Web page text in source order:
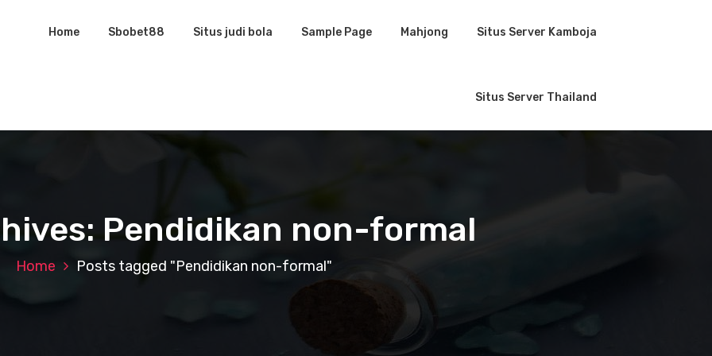
Home Sbobet88 Situs judi bola Sample Page Mahjong Situs Server Kamboja
Situs Server Thailand
Pendidikan non-formal
Home Posts tagged "Pendidikan non-formal"